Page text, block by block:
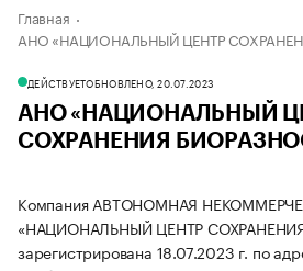
Главная
ДЕЙСТВУЕТОБНОВЛЕНО, 20.07.2023
АНО «НАЦИОНАЛЬНЫЙ
СОХРАНЕНИЯ
Компания АВТОНОМНАЯ
«НАЦИОНАЛЬНЫЙ ЦЕНТР
зарегистрирована 18.07.2023 г. по